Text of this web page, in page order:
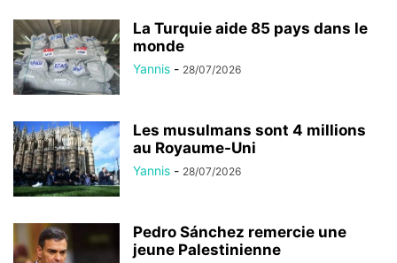
La Turquie aide 85 pays dans le
monde
Yannis - 28/07/2026
Les musulmans sont 4 millions
au Royaume-Uni
Yannis - 28/07/2026
Pedro Sánchez remercie une
jeune Palestinienne